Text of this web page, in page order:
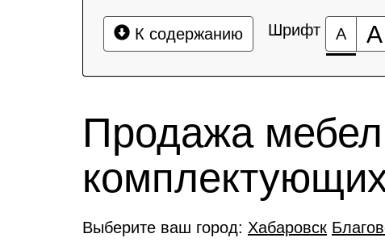
К содержанию Шрифт А А
Продажа
Выберите ваш город: Хабаровск